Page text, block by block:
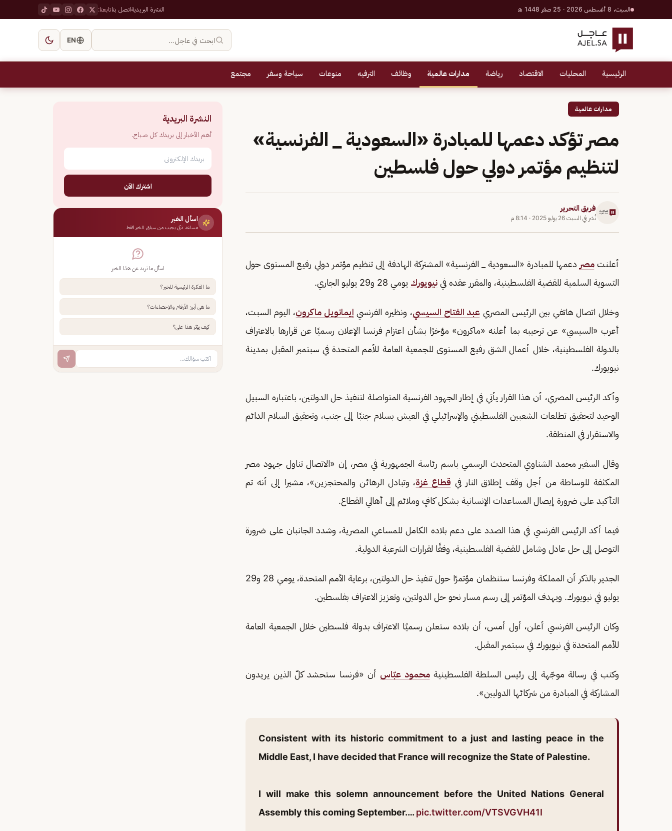
السبت، 8 أغسطس 2026 · 25 صفر 1448 هـ النشرة البريديةاتصل بناتابعنا:
ابحث في عاجل… EN
الرئيسية المحليات الاقتصاد رياضة مدارات عالمية وظائف الترفيه منوعات سياحة وسفر مجتمع
مدارات عالمية
مصر تؤكد دعمها للمبادرة «السعودية _ الفرنسية»
لتنظيم مؤتمر دولي حول فلسطين
فريق التحرير
نُشر في السبت 26 يوليو 2025 · 8:14 م
أعلنتمصر دعمها للمبادرة «السعودية _ الفرنسية» المشتركة الهادفة إلى تنظيم مؤتمر دولي رفيع المستوى حول
التسوية السلمية للقضية الفلسطينية، والمقرر عقده في نيويورك يومي 28 و29 يوليو الجاري.
وخلال اتصال هاتفي بين الرئيس المصري عبد الفتاح السيسي، ونظيره الفرنسي إيمانويل ماكرون، اليوم السبت،
أعرب «السيسي» عن ترحيبه بما أعلنه «ماكرون» مؤخرًا بشأن اعتزام فرنسا الإعلان رسميًا عن قرارها بالاعتراف
بالدولة الفلسطينية، خلال أعمال الشق رفيع المستوى للجمعية العامة للأمم المتحدة في سبتمبر المقبل بمدينة
نيويورك.
وأكد الرئيس المصري، أن هذا القرار يأتي في إطار الجهود الفرنسية المتواصلة لتنفيذ حل الدولتين، باعتباره السبيل
الوحيد لتحقيق تطلعات الشعبين الفلسطيني والإسرائيلي في العيش بسلام جنبًا إلى جنب، وتحقيق السلام الدائم
والاستقرار في المنطقة.
وقال السفير محمد الشناوي المتحدث الرسمي باسم رئاسة الجمهورية في مصر، إن «الاتصال تناول جهود مصر
المكثفة للوساطة من أجل وقف إطلاق النار في قطاع غزة، وتبادل الرهائن والمحتجزين»، مشيرا إلى أنه تم
التأكيد على ضرورة إيصال المساعدات الإنسانية بشكل كافٍ وملائم إلى أهالي القطاع.
فيما أكد الرئيس الفرنسي في هذا الصدد على دعم بلاده الكامل للمساعي المصرية، وشدد الجانبان على ضرورة
التوصل إلى حل عادل وشامل للقضية الفلسطينية، وفقًا لقرارات الشرعية الدولية.
الجدير بالذكر أن المملكة وفرنسا ستنظمان مؤتمرًا حول تنفيذ حل الدولتين، برعاية الأمم المتحدة، يومي 28 و29
يوليو في نيويورك. ويهدف المؤتمر إلى رسم مسار نحو حل الدولتين، وتعزيز الاعتراف بفلسطين.
وكان الرئيس الفرنسي أعلن، أول أمس، أن بلاده ستعلن رسميًا الاعتراف بدولة فلسطين خلال الجمعية العامة
للأمم المتحدة في نيويورك في سبتمبر المقبل.
وكتب في رسالة موجّهة إلى رئيس السلطة الفلسطينيةمحمود عبّاس أن «فرنسا ستحشد كلّ الذين يريدون
المشاركة في المبادرة من شركائها الدوليين».
Consistent with its historic commitment to a just and lasting peace in the
Middle East, I have decided that France will recognize the State of Palestine.
I will make this solemn announcement before the United Nations General
Assembly this coming September.…pic.twitter.com/VTSVGVH41I
النشرة البريدية
أهم الأخبار إلى بريدك كل صباح.
اشترك الآن
اسأل الخبر
مساعد ذكي يجيب من سياق الخبر فقط
اسأل ما تريد عن هذا الخبر
ما الفكرة الرئيسية للخبر؟
ما هي أبرز الأرقام والإحصاءات؟
كيف يؤثر هذا علي؟